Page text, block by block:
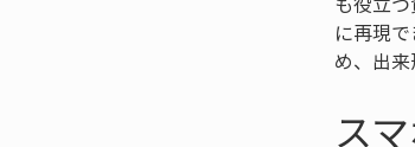
に再現
め、出
ス